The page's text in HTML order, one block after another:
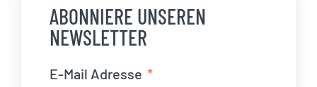
ABONNIERE UNSEREN
NEWSLETTER
E-Mail Adresse